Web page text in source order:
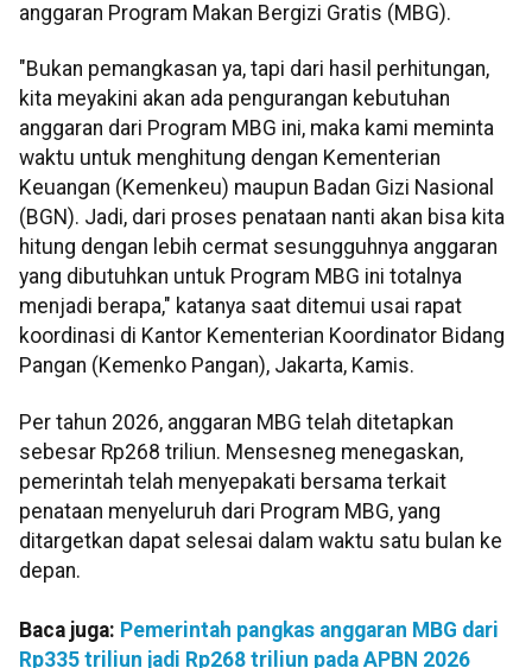
anggaran Program Makan Bergizi Gratis (MBG).
"Bukan pemangkasan ya, tapi dari hasil perhitungan,
kita meyakini akan ada pengurangan kebutuhan
anggaran dari Program MBG ini, maka kami meminta
waktu untuk menghitung dengan Kementerian
Keuangan (Kemenkeu) maupun Badan Gizi Nasional
(BGN). Jadi, dari proses penataan nanti akan bisa kita
hitung dengan lebih cermat sesungguhnya anggaran
yang dibutuhkan untuk Program MBG ini totalnya
menjadi berapa," katanya saat ditemui usai rapat
koordinasi di Kantor Kementerian Koordinator Bidang
Pangan (Kemenko Pangan), Jakarta, Kamis.
Per tahun 2026, anggaran MBG telah ditetapkan
sebesar Rp268 triliun. Mensesneg menegaskan,
pemerintah telah menyepakati bersama terkait
penataan menyeluruh dari Program MBG, yang
ditargetkan dapat selesai dalam waktu satu bulan ke
depan.
Baca juga: Pemerintah pangkas anggaran MBG dari
Rp335 triliun jadi Rp268 triliun pada APBN 2026